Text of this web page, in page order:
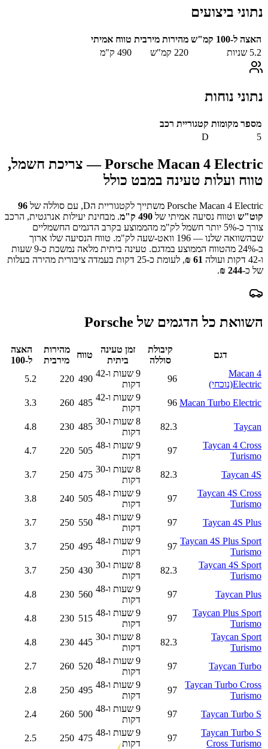
נתוני ביצועים
האצה ל-100 קמ"ש מהירות מירבית טווח אמיתי
5.2 שניות 220 קמ"ש 490 ק"מ
נתוני נוחות
מספר מקומות קטגוריית רכב
5
D
Porsche Macan 4 Electric— צריכת חשמל,
טווח ועלות טעינה במבט כולל
Porsche Macan 4 Electric משתייך לקטגוריית הD, עם סוללה של 96
קוט"ש וטווח נסיעה אמיתי של 490 ק"מ. מבחינת יעילות אנרגטית, הרכב
צורך כ-
5 % יותר חשמל לק"מ מהממוצע בקרב הדגמים החשמליים
שבהשוואה שלנו — 196 וואט-שעה לק"מ. טווח הנסיעה שלו ארוך
ב-
24% מהטווח הממוצע במדגם. טעינה ביתית מלאה נמשכת כ-
9 שעות
ו-42 דקות
ועולה 61
₪, לעומת כ-25 דקות בעמדה ציבורית מהירה בעלות
של כ-244
₪
.
השוואת כל הדגמים של Porsche
דגם
קיבולת
סוללה
זמן טעינה
ביתית
טווח
מהירות
מירבית
האצה
ל-100
Macan 4
Electric(נוכחי)
96
9 שעות ו-42
דקות
490
220
5.2
Macan Turbo Electric
96
9 שעות ו-42
דקות
485
260
3.3
Taycan
82.3
8 שעות ו-30
דקות
485
230
4.8
Taycan 4 Cross
Turismo
97
9 שעות ו-48
דקות
505
220
4.7
Taycan 4S
82.3
8 שעות ו-30
דקות
475
250
3.7
Taycan 4S Cross
Turismo
97
9 שעות ו-48
דקות
505
240
3.8
Taycan 4S Plus
97
9 שעות ו-48
דקות
550
250
3.7
Taycan 4S Plus Sport
Turismo
97
9 שעות ו-48
דקות
495
250
3.7
Taycan 4S Sport
Turismo
82.3
8 שעות ו-30
דקות
430
250
3.7
Taycan Plus
97
9 שעות ו-48
דקות
560
230
4.8
Taycan Plus Sport
Turismo
97
9 שעות ו-48
דקות
515
230
4.8
Taycan Sport
Turismo
82.3
8 שעות ו-30
דקות
445
230
4.8
Taycan Turbo
97
9 שעות ו-48
דקות
520
260
2.7
Taycan Turbo Cross
Turismo
97
9 שעות ו-48
דקות
495
250
2.8
Taycan Turbo S
97
9 שעות ו-48
דקות
500
260
2.4
Taycan Turbo S
Cross Turismo
97
9 שעות ו-48
דקות
475
250
2.5